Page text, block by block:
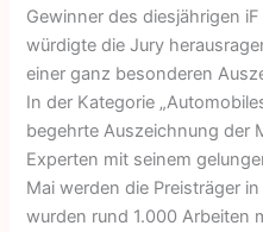
Gewinner des diesjährigen
würdigte die Jury
einer ganz besonderen
In der Kategorie
begehrte Auszeichnung der
Experten mit seinem
Mai werden die Preisträger
wurden rund 1.000 Arbeiten